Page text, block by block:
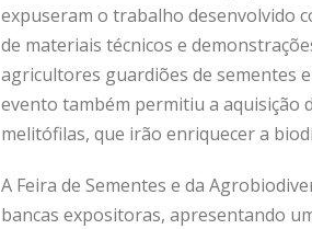
expuseram o trabalho desenvolvido
de materiais técnicos e
agricultores guardiões de sementes
evento também permitiu a aquisição
melitófilas, que irão enriquecer a
A Feira de Sementes e da
bancas expositoras, apresentando